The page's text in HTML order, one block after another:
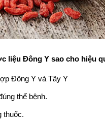
liệu Đông Y sao cho hiệu
Đông Y và Tây Y
thể bệnh.
thuốc.